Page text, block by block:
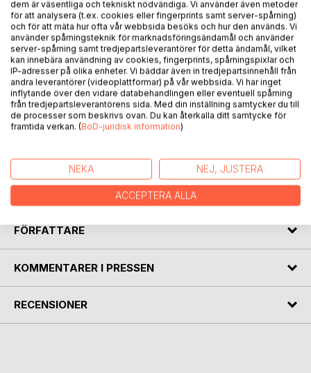
barndomen. Bjørgs mål är att bli lika berömd som Wenche
Foss, och hon jobbar ständigt med att lista ut hur.
Från en dag till en annan dras Bjørg in i en ungdomskonflikt
som väcker gamla minnen från barndomen till liv. Hon kavlar
upp ärmarna och tar tag i saken. Hennes försök att få
slyngeln Toby på rätt köl är både vågade och ovanliga.
Men Bjørgs hönsfrikassé visar sig vara god - på fler sätt än
#hjärterum #kändisdrömmar #mobbning #barndomsvänner
#Bøler #klotter #SÆDFUCK #hönsfrikassé
FÖRFATTARE
KOMMENTARER I PRESSEN
RECENSIONER
dem är väsentliga och tekniskt nödvändiga. Vi använder även metoder
för att analysera (t.ex. cookies eller fingerprints samt server-spårning)
och för att mäta hur ofta vår webbsida besöks och hur den används. Vi
använder spårningsteknik för marknadsföringsändamål och använder
server-spårning samt tredjepartsleverantörer för detta ändamål, vilket
kan innebära användning av cookies, fingerprints, spårningspixlar och
IP-adresser på olika enheter. Vi bäddar även in tredjepartsinnehåll från
andra leverantörer (videoplattformar) på vår webbsida. Vi har inget
inflytande över den vidare databehandlingen eller eventuell spårning
från tredjepartsleverantörens sida. Med din inställning samtycker du till
de processer som beskrivs ovan. Du kan återkalla ditt samtycke för
framtida verkan. (BoD-juridisk information)
NEKA NEJ, JUSTERA
ACCEPTERA ALLA